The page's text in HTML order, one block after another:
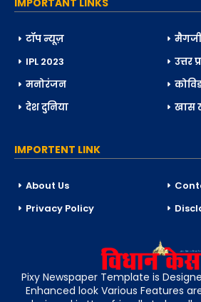
IMPORTANT LINKS
टॉप न्यूज़
IPL 2023
उत्तर
मनोरंजन
देश दुनिया
खास
IMPORTENT LINK
About Us
Privacy Policy
Pixy Newspaper Template is
Enhanced look Various Features